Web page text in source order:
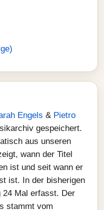
Engels & Pietro
gespeichert.
aus unseren
wann der Titel
ist und seit wann er
ist. In der bisherigen
24 Mal erfasst. Der
stammt vom